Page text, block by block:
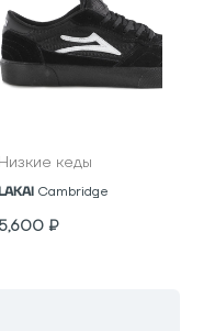
Низкие кеды
Cambridge
5,600 ₽